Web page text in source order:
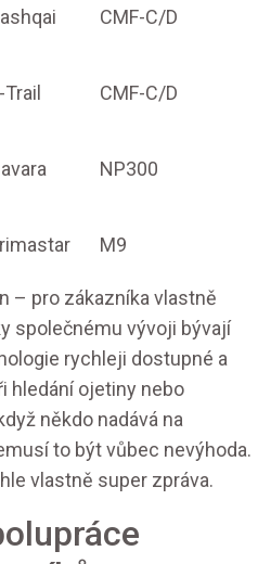
CMF-C/D
CMF-C/D
NP300
M9
– pro zákazníka vlastně
společnému vývoji bývají
rychleji dostupné a
hledání ojetiny nebo
někdo nadává na
to být vůbec nevýhoda.
vlastně super zpráva.